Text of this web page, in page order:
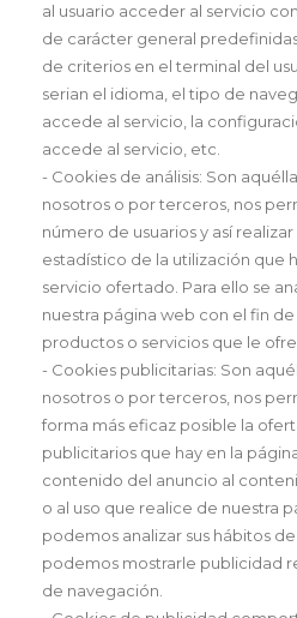
al usuario acceder al servicio
de carácter general
de criterios en el terminal del
serian el idioma, el tipo de
accede al servicio, la
accede al servicio, etc.
- Cookies de análisis: Son
nosotros o por terceros, nos
número de usuarios y así
estadístico de la utilización que
servicio ofertado. Para ello se
nuestra página web con el fin
productos o servicios que le
- Cookies publicitarias: Son
nosotros o por terceros, nos
forma más eficaz posible la
publicitarios que hay en la
contenido del anuncio al
o al uso que realice de nuestra
podemos analizar sus hábitos
podemos mostrarle publicidad
de navegación.